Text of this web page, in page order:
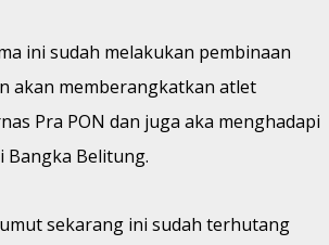
ini sudah melakukan pembinaan
akan memberangkatkan atlet
Pra PON dan juga aka menghadapi
Bangka Belitung.
sekarang ini sudah terhutang